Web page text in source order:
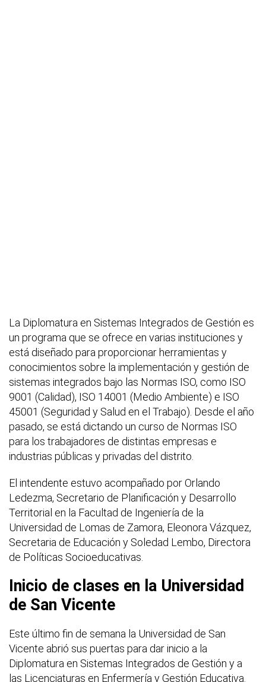
La Diplomatura en Sistemas Integrados de Gestión es
un programa que se ofrece en varias instituciones y
está diseñado para proporcionar herramientas y
conocimientos sobre la implementación y gestión de
sistemas integrados bajo las Normas ISO, como ISO
9001 (Calidad), ISO 14001 (Medio Ambiente) e ISO
45001 (Seguridad y Salud en el Trabajo). Desde el año
pasado, se está dictando un curso de Normas ISO
para los trabajadores de distintas empresas e
industrias públicas y privadas del distrito.
El intendente estuvo acompañado por Orlando
Ledezma, Secretario de Planificación y Desarrollo
Territorial en la Facultad de Ingeniería de la
Universidad de Lomas de Zamora, Eleonora Vázquez,
Secretaria de Educación y Soledad Lembo, Directora
de Políticas Socioeducativas.
Inicio de clases en la Universidad
de San Vicente
Este último fin de semana la Universidad de San
Vicente abrió sus puertas para dar inicio a la
Diplomatura en Sistemas Integrados de Gestión y a
las Licenciaturas en Enfermería y Gestión Educativa.